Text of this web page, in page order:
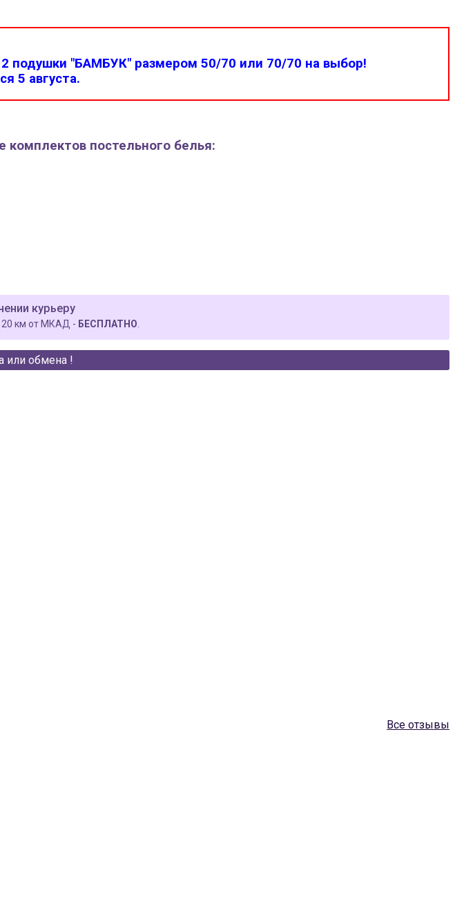
подушки "БАМБУК" размером 50/70 или 70/70 на выбор!
5 августа.
комплектов постельного белья:
курьеру
20 км от МКАД - БЕСПЛАТНО.
или обмена !
Все отзывы